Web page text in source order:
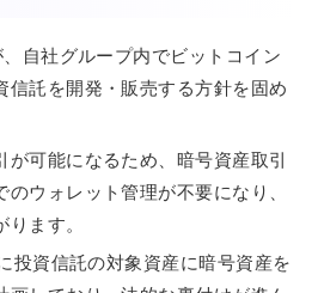
自社グループ内でビットコイン
信託を開発・販売する方針を固め
が可能になるため、暗号資産取引
のウォレット管理が不要になり、
ます。
投資信託の対象資産に暗号資産を